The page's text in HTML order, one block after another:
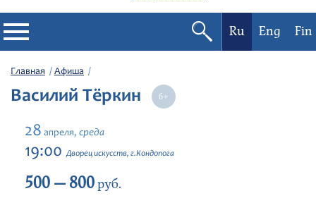
Филармония
Фестивали
Абонементы
Ru Eng Fin
Главная Афиша
Василий Тёркин
28 апреля, среда
19:00 Дворец искусств, г.Кондопога
500 — 800руб.